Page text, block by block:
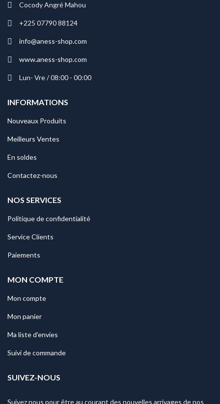
Cocody Angré Mahou
+225 07790 88124
info@aness-shop.com
www.aness-shop.com
Lun- Vre / 08:00 - 00:00
INFORMATIONS
Nouveaux Produits
Meilleurs Ventes
En soldes
Contactez-nous
NOS SERVICES
Politique de confidentialité
Service Clients
Paiements
MON COMPTE
Mon compte
Mon panier
Ma liste d’envies
Suivi de commande
SUIVEZ-NOUS
Suivez nous pour être au courant des nouvelles arrivages de nos